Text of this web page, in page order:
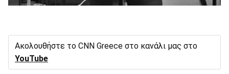
Ακολουθήστε το CNN Greece στο κανάλι μας στο
YouTube